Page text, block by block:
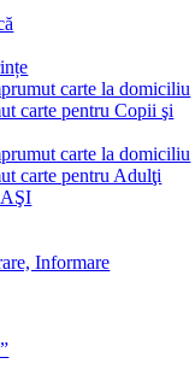
carte la domiciliu
carte pentru Copii şi
carte la domiciliu
carte pentru Adulţi
Informare